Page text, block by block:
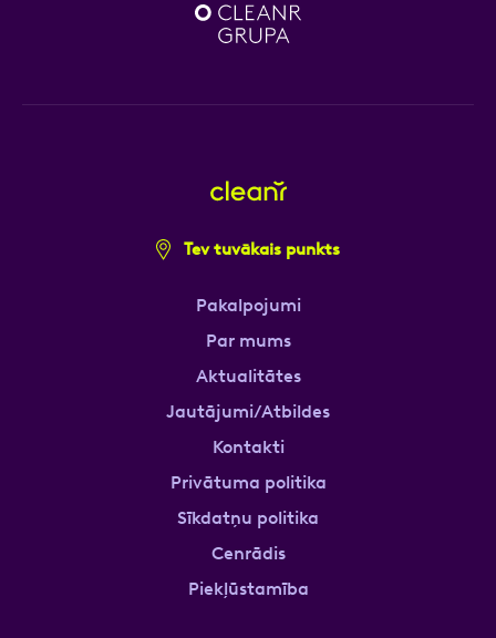
Tev tuvākais punkts
Pakalpojumi
Par mums
Aktualitātes
Jautājumi/Atbildes
Kontakti
Privātuma politika
Sīkdatņu politika
Cenrādis
Piekļūstamība